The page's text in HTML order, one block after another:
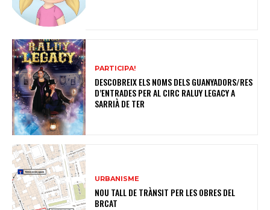
PARTICIPA!
DESCOBREIX ELS NOMS DELS GUANYADORS/RES
D’ENTRADES PER AL CIRC RALUY LEGACY A
SARRIÀ DE TER
URBANISME
NOU TALL DE TRÀNSIT PER LES OBRES DEL
BRCAT